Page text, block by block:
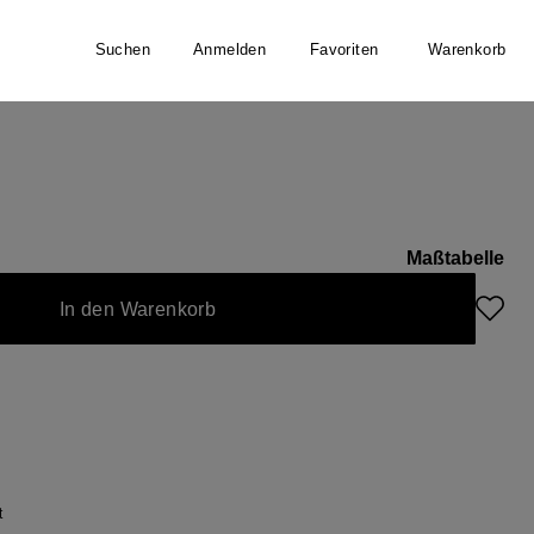
Suchen Anmelden Favoriten Warenkorb
Maßtabelle
In den Warenkorb